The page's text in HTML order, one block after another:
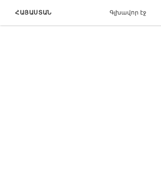
ՀԱՅԱՍՏԱՆ Գլխավոր էջ